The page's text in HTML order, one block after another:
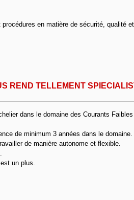
en matière de sécurité, qualité et
REND TELLEMENT
dans le domaine des Courants
de minimum 3 années dans le domaine.
de manière autonome et flexible.
un plus.